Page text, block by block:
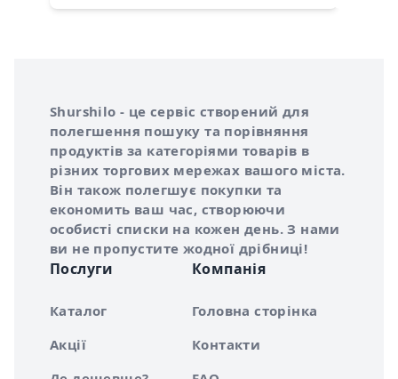
Про сервіс Shurshilo
Shurshilo - це сервіс створений для
полегшення пошуку та порівняння
продуктів за категоріями товарів в
різних торгових мережах вашого міста.
Він також полегшує покупки та
економить ваш час, створюючи
особисті списки на кожен день. З нами
ви не пропустите жодної дрібниці!
Послуги
Каталог
Акції
Компанія
Головна сторінка
Контакти